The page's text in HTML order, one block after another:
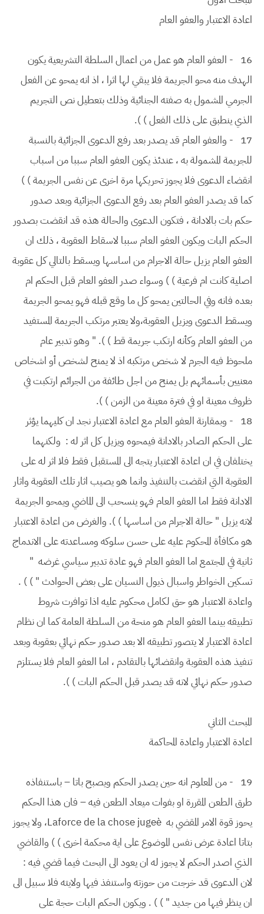
اعادة الاعتبار والعفو العام
16 - العفو العام هو عمل من اعمال السلطة التشريعية يكون
الهدف منه محو الجريمة فلا يبقي لها اثرا ، اذ انه يمحو عن الفعل
الجرمي المشمول به صفته الجنائية وذلك بتعطيل نص التجريم
الذي ينطبق على ذلك الفعل ) ).
17 - والعفو العام قد يصدر بعد رفع الدعوى الجزائية بالنسبة
للجريمة المشمولة به ، عندئذ يكون العفو العام سببا من اسباب
انقضاء الدعوى فلا يجوز تحريكها مرة اخرى عن نفس الجريمة ) )
كما قد يصدر العفو العام بعد رفع الدعوى الجزائية وبعد صدور
حكم بات بالادانة ، فتكون الدعوى والحالة هذه قد انقضت بصدور
الحكم البات ويكون العفو العام سببا لاسقاط العقوبة ، ذلك ان
العفو العام يزيل حالة الاجرام من اساسها ويسقط بالتالي كل عقوبة
اصلية كانت ام فرعية ) ) وسواء صدر العفو العام قبل الحكم ام
بعده فانه وفي الحالتين يمحو كل ما وقع قبله فهو يمحو الجريمة
ويسقط الدعوى ويزيل العقوبة،ولا يعتبر مرتكب الجريمة المستفيد
من العفو العام وكأنه ارتكب جريمة قط ) ). " وهو تدبير عام
ملحوظ فيه الجرم لا شخص مرتكبه اذ لا يمنح لشخص أو اشخاص
معنيين بأسمائهم بل يمنح من اجل طائفة من الجرائم ارتكبت في
ظروف معينة او في فترة معينة من الزمن ) ).
18 - وبمقارنة العفو العام مع اعادة الاعتبار نجد ان كليهما يؤثر
على الحكم الصادر بالادانة فيمحوه ويزيل كل اثر له : ولكنهما
يختلفان في ان اعادة الاعتبار يتجه الى المستقبل فقط فلا اثر له على
العقوبة التي انقضت بالتنفيذ وانما هو يصيب اثار تلك العقوبة واثار
الادانة فقط اما العفو العام فهو ينسحب الى الماضي ويمحو الجريمة
لانه يزيل " حالة الاجرام من اساسها ) ). والغرض من اعادة الاعتبار
هو مكافأة المحكوم عليه على حسن سلوكه ومساعدته على الاندماج
ثانية في المجتمع اما العفو العام فهو عادة تدبير سياسي غرضه "
تسكين الخواطر واسبال ذيول النسيان على بعض الحوادث " ) ) .
واعادة الاعتبار هو حق لكامل محكوم عليه اذا توافرت شروط
تطبيقه بينما العفو العام هو منحة من السلطة العامة كما ان نظام
اعادة الاعتبار لا يتصور تطبيقه الا بعد صدور حكم نهائي بعقوبة وبعد
تنفيذ هذه العقوبة وانقضائها بالتقادم ، اما العفو العام فلا يستلزم
صدور حكم نهائي لانه قد يصدر قبل الحكم البات ) ).
المبحث الثاني
اعادة الاعتبار واعادة المحاكمة
19 - من المعلوم انه حين يصدر الحكم ويصبح باتا – باستنفاذه
طرق الطعن المقررة او بفوات ميعاد الطعن فيه – فان هذا الحكم
يحوز قوة الامر المقضي به Laforce de la chose jugeè، ولا يجوز
بتاتا اعادة عرض نفس الموضوع على اية محكمة اخرى ) ) والقاضي
الذي اصدر الحكم لا يجوز له ان يعود الى البحث فيما قضي فيه :
لان الدعوى قد خرجت من حوزته واستنفذ فيها ولايته فلا سبيل الى
ان ينظر فيها من جديد " ) ) . ويكون الحكم البات حجة على